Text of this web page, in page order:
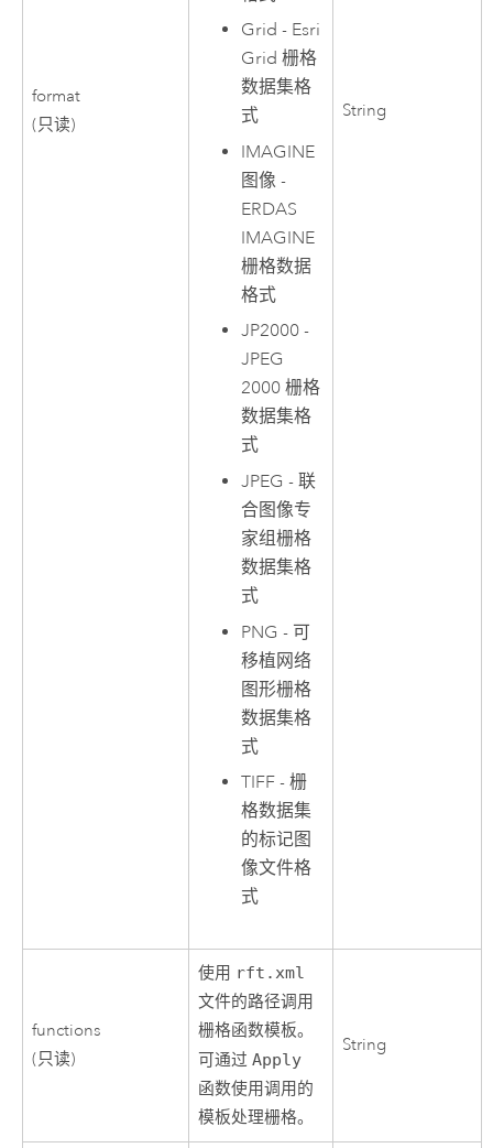
format
(只读)
Grid - Esri
Grid 栅格
数据集格
式
IMAGINE
图像 -
ERDAS
IMAGINE
栅格数据
格式
JP2000 -
JPEG
2000 栅格
数据集格
式
JPEG - 联
合图像专
家组栅格
数据集格
式
PNG - 可
移植网络
图形栅格
数据集格
式
TIFF - 栅
格数据集
的标记图
像文件格
式
String
functions
(只读)
使用 rft.xml
文件的路径调用
栅格函数模板。
可通过Apply
函数使用调用的
模板处理栅格。
String